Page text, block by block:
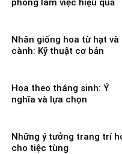
phòng làm việc hiệu quả
Nhân giống hoa từ hạt và
cành: Kỹ thuật cơ bản
Hoa theo tháng sinh: Ý
nghĩa và lựa chọn
Những ý tưởng trang trí
cho tiệc tùng